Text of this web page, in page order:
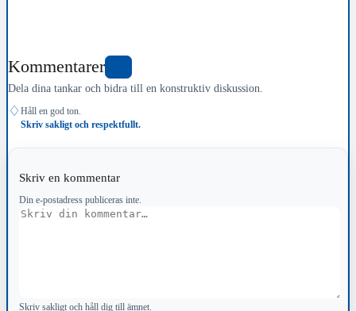
Kommentarer
Dela dina tankar och bidra till en konstruktiv diskussion.
♢ Håll en god ton.
Skriv sakligt och respektfullt.
Skriv en kommentar
Din e-postadress publiceras inte.
Kommentar
Skriv sakligt och håll dig till ämnet.